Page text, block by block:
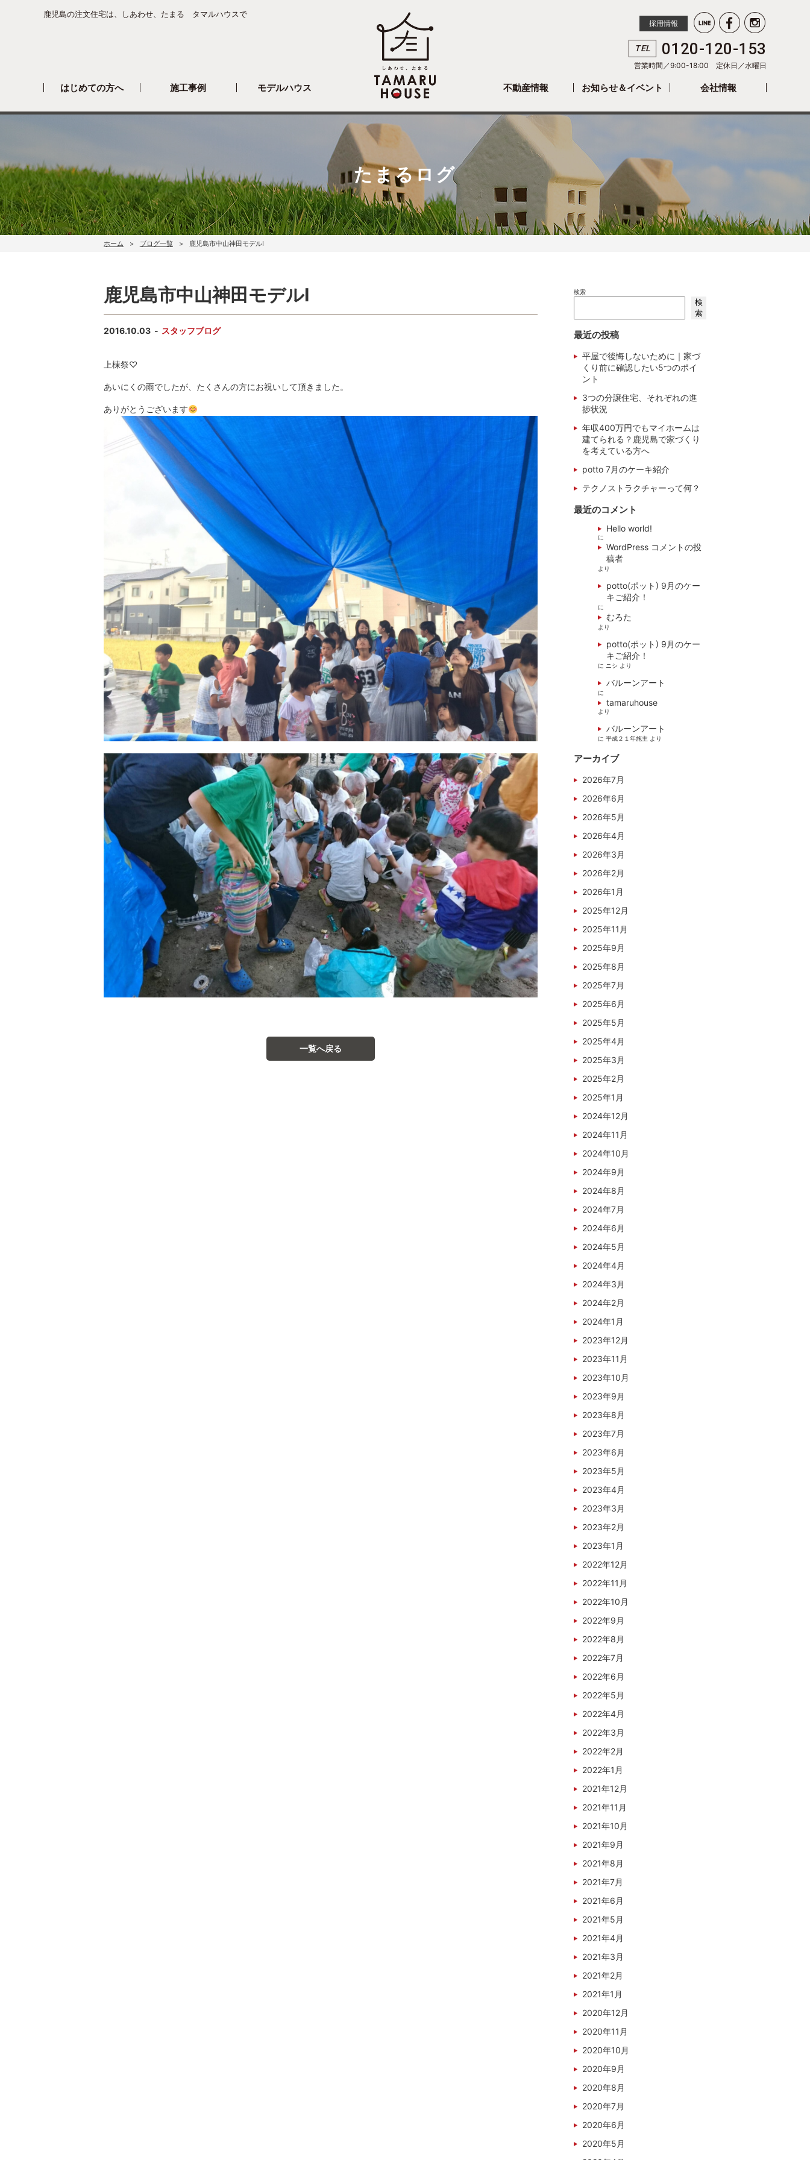
鹿児島の注文住宅は、しあわせ、たまる タマルハウスで
採用情報
TEL 0120-120-153
営業時間／9:00-18:00 定休日／水曜日
はじめての方へ 施工事例 モデルハウス 不動産情報 お知らせ＆イベント 会社情報
たまるログ
ホーム ブログ一覧 鹿児島市中山神田モデルI
鹿児島市中山神田モデルI
2016.10.03 スタッフブログ
上棟祭♡
あいにくの雨でしたが、たくさんの方にお祝いして頂きました。
ありがとうございます
一覧へ戻る
検索
検
索
最近の投稿
平屋で後悔しないために｜家づ
くり前に確認したい5つのポイ
ント
3つの分譲住宅、それぞれの進
捗状況
年収400万円でもマイホームは
建てられる？鹿児島で家づくり
を考えている方へ
potto 7月のケーキ紹介
テクノストラクチャーって何？
最近のコメント
Hello world!
に
WordPress コメントの投
稿者
より
potto(ポット) 9月のケー
キご紹介！
に
むろた
より
potto(ポット) 9月のケー
キご紹介！
に ニシ より
バルーンアート
に
tamaruhouse
より
バルーンアート
に 平成２１年施主 より
アーカイブ
2026年7月
2026年6月
2026年5月
2026年4月
2026年3月
2026年2月
2026年1月
2025年12月
2025年11月
2025年9月
2025年8月
2025年7月
2025年6月
2025年5月
2025年4月
2025年3月
2025年2月
2025年1月
2024年12月
2024年11月
2024年10月
2024年9月
2024年8月
2024年7月
2024年6月
2024年5月
2024年4月
2024年3月
2024年2月
2024年1月
2023年12月
2023年11月
2023年10月
2023年9月
2023年8月
2023年7月
2023年6月
2023年5月
2023年4月
2023年3月
2023年2月
2023年1月
2022年12月
2022年11月
2022年10月
2022年9月
2022年8月
2022年7月
2022年6月
2022年5月
2022年4月
2022年3月
2022年2月
2022年1月
2021年12月
2021年11月
2021年10月
2021年9月
2021年8月
2021年7月
2021年6月
2021年5月
2021年4月
2021年3月
2021年2月
2021年1月
2020年12月
2020年11月
2020年10月
2020年9月
2020年8月
2020年7月
2020年6月
2020年5月